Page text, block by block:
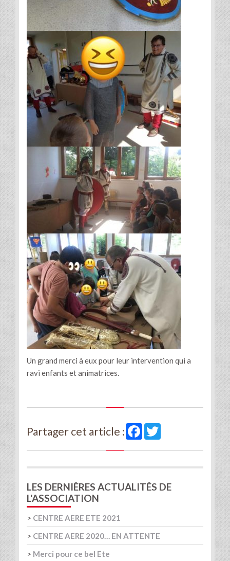
Un grand merci à eux pour leur intervention qui a
ravi enfants et animatrices.
Partager cet article : Facebook
LES DERNIÈRES ACTUALITÉS DE
L'ASSOCIATION
> CENTRE AERE ETE 2021
> CENTRE AERE 2020… EN ATTENTE
> Merci pour ce bel Ete